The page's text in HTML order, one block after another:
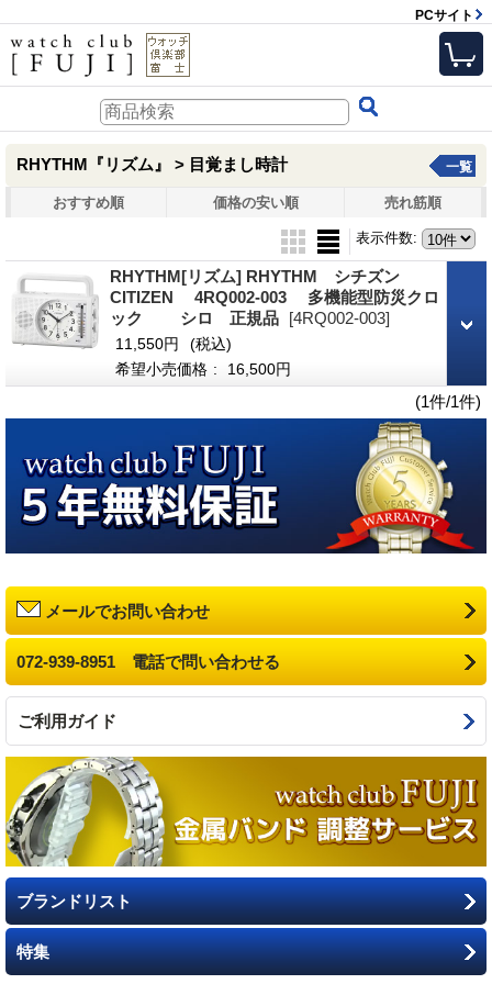
PCサイト
RHYTHM『リズム』 > 目覚まし時計 一覧
おすすめ順 価格の安い順 売れ筋順
表示件数:
RHYTHM[リズム] RHYTHM シチズン
CITIZEN 4RQ002-003 多機能型防災クロ
ック シロ 正規品 [4RQ002-003]
11,550円
(税込)
希望小売価格 : 16,500円
(1件/1件)
メールでお問い合わせ
072-939-8951 電話で問い合わせる
ご利用ガイド
ブランドリスト
特集